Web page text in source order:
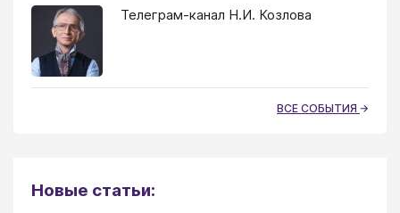
Телеграм-канал Н.И. Козлова
ВСЕ СОБЫТИЯ
Новые статьи: